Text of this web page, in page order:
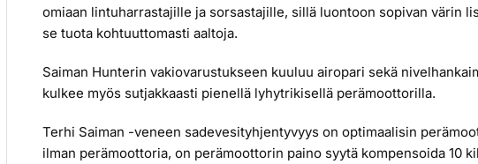
omiaan lintuharrastajille ja sorsastajille, sillä luontoon sopivan värin
se tuota kohtuuttomasti aaltoja.
Saiman Hunterin vakiovarustukseen kuuluu airopari sekä
kulkee myös sutjakkaasti pienellä lyhytrikisellä perämoottorilla.
Terhi Saiman -veneen sadevesityhjentyvyys on optimaalisin
ilman perämoottoria, on perämoottorin paino syytä kompensoida 10